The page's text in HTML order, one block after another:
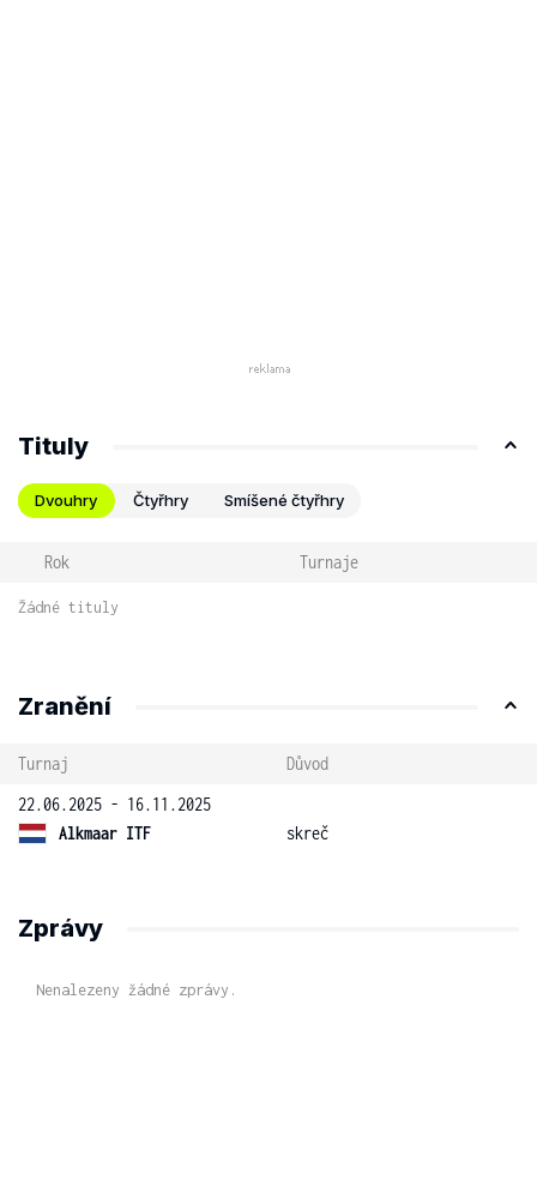
Tituly
Dvouhry Čtyřhry Smíšené čtyřhry
Rok Turnaje
Žádné tituly
Zranění
Turnaj
Důvod
22.06.2025 - 16.11.2025
Alkmaar ITF
skreč
Zprávy
Nenalezeny žádné zprávy.